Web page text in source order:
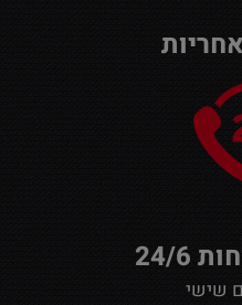
24/6
שישי